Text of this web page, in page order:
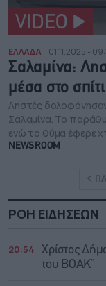
VIDEO
ΕΛΛΑΔΑ 01.11.2025 -
Σαλαμίνα:
μέσα στο
Ληστές
Σαλαμίνα. Το
ενώ το θύμα έφερε
NEWSROOM
ΡΟΗ ΕΙΔΗΣΕΩΝ
20:54
Χρίστος
του ΒΟΑΚ”